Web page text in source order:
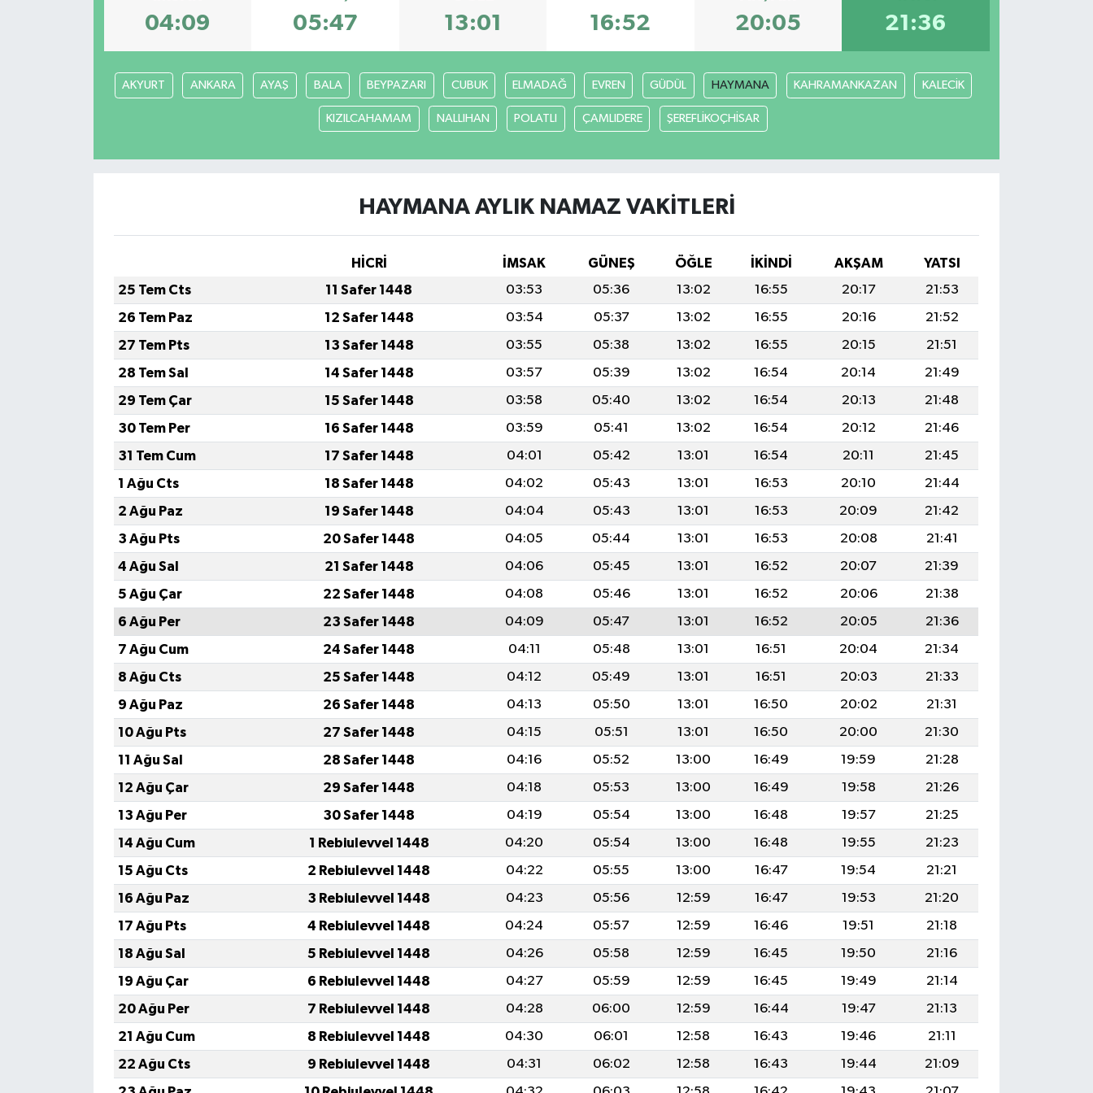
04:09 05:47 13:01 16:52 20:05 21:36
AKYURT ANKARA AYAŞ BALA BEYPAZARI CUBUK ELMADAĞ EVREN GÜDÜL HAYMANA KAHRAMANKAZAN KALECİK
KIZILCAHAMAM NALLIHAN POLATLI ÇAMLIDERE ŞEREFLİKOÇHİSAR
HAYMANA AYLIK NAMAZ VAKITLERI
HİCRİ İMSAK GÜNEŞ ÖĞLE İKINDI AKŞAM
YATSI
25 Tem Cts
11 Safer 1448 03:53 05:36 13:02 16:55 20:17
21:53
26 Tem Paz
12 Safer 1448 03:54 05:37 13:02 16:55 20:16
21:52
27 Tem Pts
13 Safer 1448 03:55 05:38 13:02 16:55 20:15
21:51
28 Tem Sal
14 Safer 1448 03:57 05:39 13:02 16:54 20:14
21:49
29 Tem Çar
15 Safer 1448 03:58 05:40 13:02 16:54 20:13
21:48
30 Tem Per
16 Safer 1448 03:59 05:41 13:02 16:54 20:12
21:46
31 Tem Cum
17 Safer 1448 04:01 05:42 13:01 16:54 20:11
21:45
1 Ağu Cts
18 Safer 1448 04:02 05:43 13:01 16:53 20:10
21:44
2 Ağu Paz
19 Safer 1448 04:04 05:43 13:01 16:53 20:09
21:42
3 Ağu Pts
20 Safer 1448 04:05 05:44 13:01 16:53 20:08
21:41
4 Ağu Sal
21 Safer 1448 04:06 05:45 13:01 16:52 20:07
21:39
5 Ağu Çar
22 Safer 1448 04:08 05:46 13:01 16:52 20:06
21:38
6 Ağu Per
23 Safer 1448 04:09 05:47 13:01 16:52 20:05
21:36
7 Ağu Cum
24 Safer 1448 04:11 05:48 13:01 16:51 20:04
21:34
8 Ağu Cts
25 Safer 1448 04:12 05:49 13:01 16:51 20:03
21:33
9 Ağu Paz
26 Safer 1448 04:13 05:50 13:01 16:50 20:02
21:31
10 Ağu Pts
27 Safer 1448 04:15 05:51 13:01 16:50 20:00
21:30
11 Ağu Sal
28 Safer 1448 04:16 05:52 13:00 16:49 19:59
21:28
12 Ağu Çar
29 Safer 1448 04:18 05:53 13:00 16:49 19:58
21:26
13 Ağu Per
30 Safer 1448 04:19 05:54 13:00 16:48 19:57
21:25
14 Ağu Cum
1 Rebiulevvel 1448 04:20 05:54 13:00 16:48 19:55
21:23
15 Ağu Cts
2 Rebiulevvel 1448 04:22 05:55 13:00 16:47 19:54
21:21
16 Ağu Paz
3 Rebiulevvel 1448 04:23 05:56 12:59 16:47 19:53
21:20
17 Ağu Pts
4 Rebiulevvel 1448 04:24 05:57 12:59 16:46 19:51
21:18
18 Ağu Sal
5 Rebiulevvel 1448 04:26 05:58 12:59 16:45 19:50
21:16
19 Ağu Çar
6 Rebiulevvel 1448 04:27 05:59 12:59 16:45 19:49
21:14
20 Ağu Per
7 Rebiulevvel 1448 04:28 06:00 12:59 16:44 19:47
21:13
21 Ağu Cum
8 Rebiulevvel 1448 04:30 06:01 12:58 16:43 19:46
21:11
22 Ağu Cts
9 Rebiulevvel 1448 04:31 06:02 12:58 16:43 19:44
21:09